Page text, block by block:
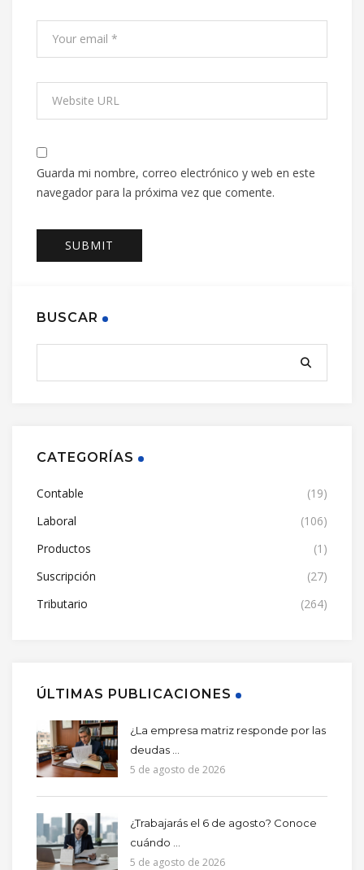
Guarda mi nombre, correo electrónico y web en este
navegador para la próxima vez que comente.
BUSCAR
CATEGORÍAS
Contable
(19)
Laboral
(106)
Productos
(1)
Suscripción
(27)
Tributario
(264)
ÚLTIMAS PUBLICACIONES
¿La empresa matriz responde por las
deudas ...
5 de agosto de 2026
¿Trabajarás el 6 de agosto? Conoce
cuándo ...
5 de agosto de 2026